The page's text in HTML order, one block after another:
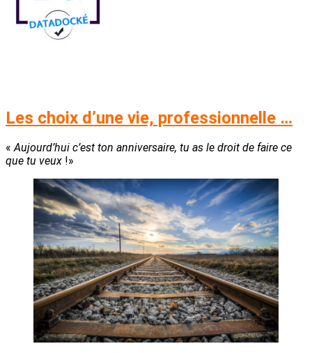
Les choix d’une vie, professionnelle …
«Aujourd’hui c’est ton anniversaire, tu as le droit de faire ce
que tu veux !»